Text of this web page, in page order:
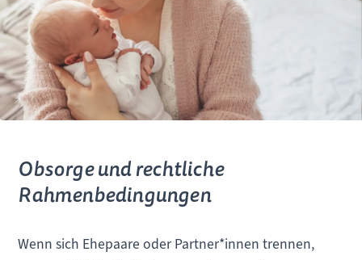
Obsorge und rechtliche
Rahmenbedingungen
Wenn sich Ehepaare oder Partner*innen trennen,